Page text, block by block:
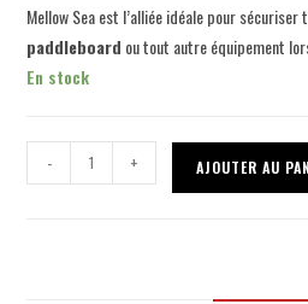
Mellow Sea est l’alliée idéale pour sécuriser
paddleboard ou tout autre équipement
En stock
- + AJOUTER AU